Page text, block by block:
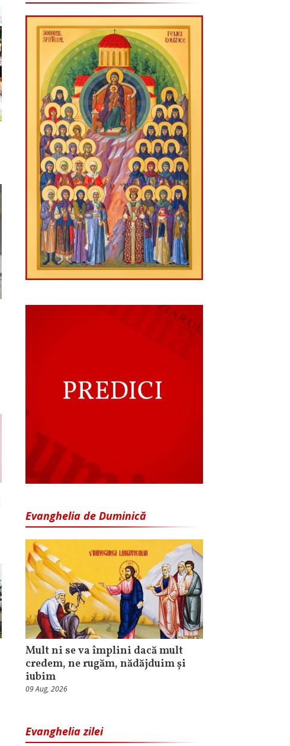
Evanghelia de Duminică
Mult ni se va împlini dacă mult
credem, ne rugăm, nădăjduim și
iubim
09 Aug, 2026
Evanghelia zilei